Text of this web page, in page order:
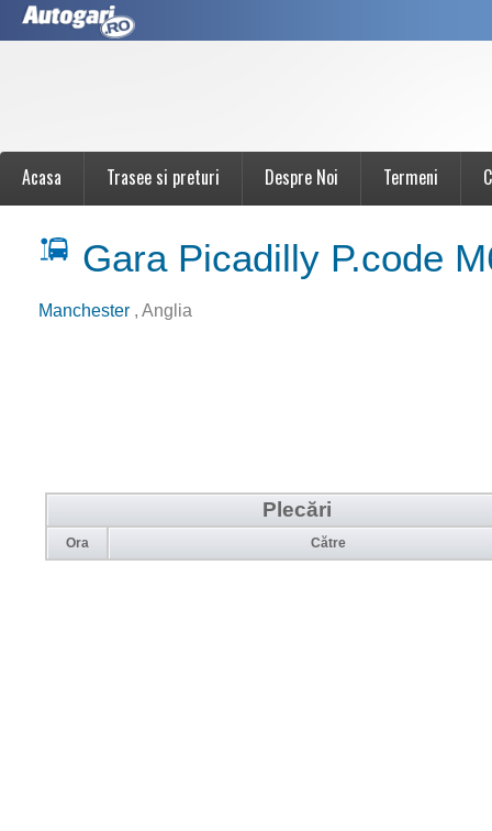
Acasa Trasee si preturi Despre Noi Termeni
Gara Picadilly P.code
Manchester , Anglia
Plecări
Ora Către